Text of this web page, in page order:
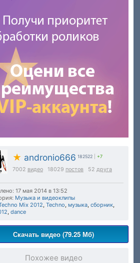
★ andronio666 182522 +7
7002 видео 18029 постов 52 друга
17 мая 2014 в 13:52
Музыка и видеоклипы
Mix 2012, Techno, музыка, сборник,
, dance
Скачать видео (79.25 Мб)
Похожее видео